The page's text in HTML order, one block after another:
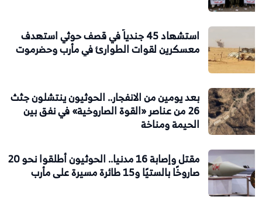
استشهاد 45 جندياً في قصف حوثي استهدف
معسكرين لقوات الطوارئ في مأرب وحضرموت
بعد يومين من الانفجار.. الحوثيون ينتشلون جثث
26 من عناصر «القوة الصاروخية» في نفق بين
الحيمة ومناخة
مقتل وإصابة 16 مدنيا.. الحوثيون أطلقوا نحو 20
صاروخًا بالستيًا و15 طائرة مسيرة على مأرب